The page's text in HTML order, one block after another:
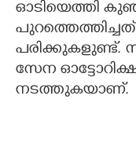
ഓടിയെത്തി
പരിക്കുകളുണ്ട്.
സേന
നടത്തുകയാണ്.